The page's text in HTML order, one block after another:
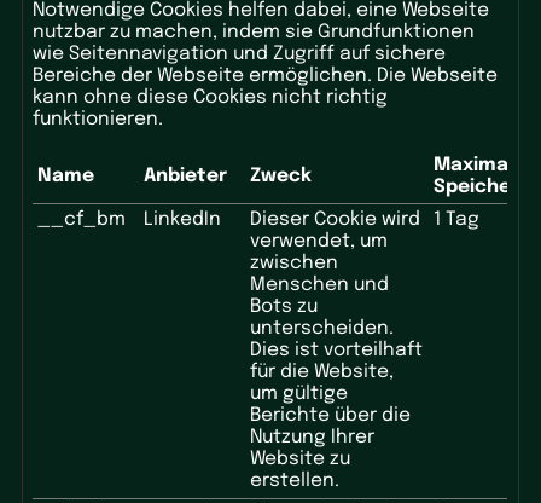
Notwendige Cookies helfen dabei, eine Webseite
nutzbar zu machen, indem sie Grundfunktionen
wie Seitennavigation und Zugriff auf sichere
Bereiche der Webseite ermöglichen. Die Webseite
kann ohne diese Cookies nicht richtig
funktionieren.
Name Anbieter Zweck
Maximale
__cf_bm
LinkedIn
Dieser Cookie wird
verwendet, um
zwischen
Menschen und
Bots zu
unterscheiden.
Dies ist vorteilhaft
für die Website,
um gültige
Berichte über die
Nutzung Ihrer
Website zu
erstellen.
1 Tag